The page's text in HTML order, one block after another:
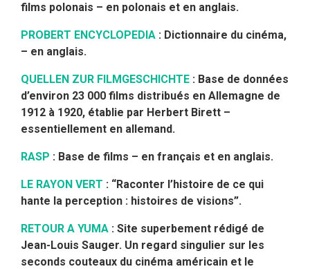
films polonais – en polonais et en anglais.
PROBERT ENCYCLOPEDIA : Dictionnaire du cinéma,
– en anglais.
QUELLEN ZUR FILMGESCHICHTE : Base de données
d’environ 23 000 films distribués en Allemagne de
1912 à 1920, établie par Herbert Birett –
essentiellement en allemand.
RASP : Base de films – en français et en anglais.
LE RAYON VERT : “Raconter l’histoire de ce qui
hante la perception : histoires de visions”.
RETOUR A YUMA : Site superbement rédigé de
Jean-Louis Sauger. Un regard singulier sur les
seconds couteaux du cinéma américain et le